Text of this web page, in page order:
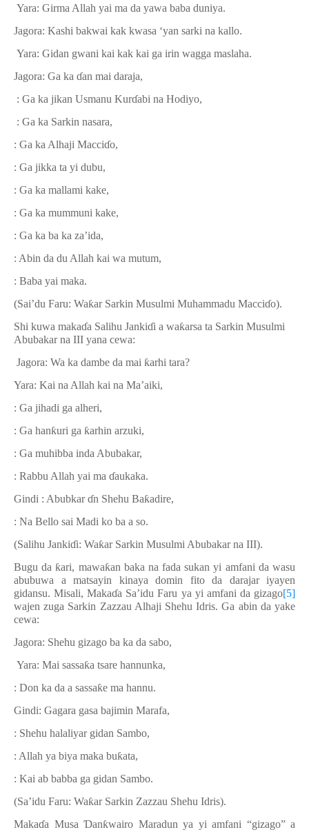
Yara: Girma Allah yai ma da yawa baba duniya.
Jagora: Kashi bakwai kak kwasa ‘yan sarki na kallo.
Yara: Gidan gwani kai kak kai ga irin wagga maslaha.
Jagora: Ga ka ɗan mai daraja,
: Ga ka jikan Usmanu Kurɗabi na Hodiyo,
: Ga ka Sarkin nasara,
: Ga ka Alhaji Macciɗo,
: Ga jikka ta yi dubu,
: Ga ka mallami kake,
: Ga ka mummuni kake,
: Ga ka ba ka za’ida,
: Abin da du Allah kai wa mutum,
: Baba yai maka.
(Sai’du Faru: Waƙar Sarkin Musulmi Muhammadu Macciɗo).
Shi kuwa makaɗa Salihu Jankiɗi a waƙarsa ta Sarkin Musulmi
Abubakar na III yana cewa:
Jagora: Wa ka dambe da mai ƙarhi tara?
Yara: Kai na Allah kai na Ma’aiki,
: Ga jihadi ga alheri,
: Ga hanƙuri ga ƙarhin arzuki,
: Ga muhibba inda Abubakar,
: Rabbu Allah yai ma ɗaukaka.
Gindi : Abubkarɗn Shehu Baƙadire,
: Na Bello sai Madi ko ba a so.
(Salihu Jankiɗi: Waƙar Sarkin Musulmi Abubakar na III).
Bugu da ƙari, mawaƙan baka na fada sukan yi amfani da wasu
abubuwa a matsayin kinaya domin fito da darajar iyayen
gidansu. Misali, Makaɗa Sa’idu Faru ya yi amfani da gizago[5]
wajen zuga Sarkin Zazzau Alhaji Shehu Idris. Ga abin da yake
cewa:
Jagora: Shehu gizago ba ka da sabo,
Yara: Mai sassaƙa tsare hannunka,
: Don ka da a sassaƙe ma hannu.
Gindi: Gagara gasa bajimin Marafa,
: Shehu halaliyar gidan Sambo,
: Allah ya biya maka buƙata,
: Kai ab babba ga gidan Sambo.
(Sa’idu Faru: Waƙar Sarkin Zazzau Shehu Idris).
Makaɗa Musa Ɗanƙwairo Maradun ya yi amfani “gizago” a